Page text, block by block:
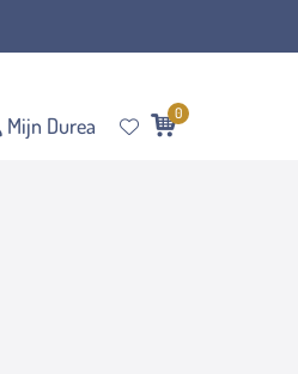
Mijn Durea 0